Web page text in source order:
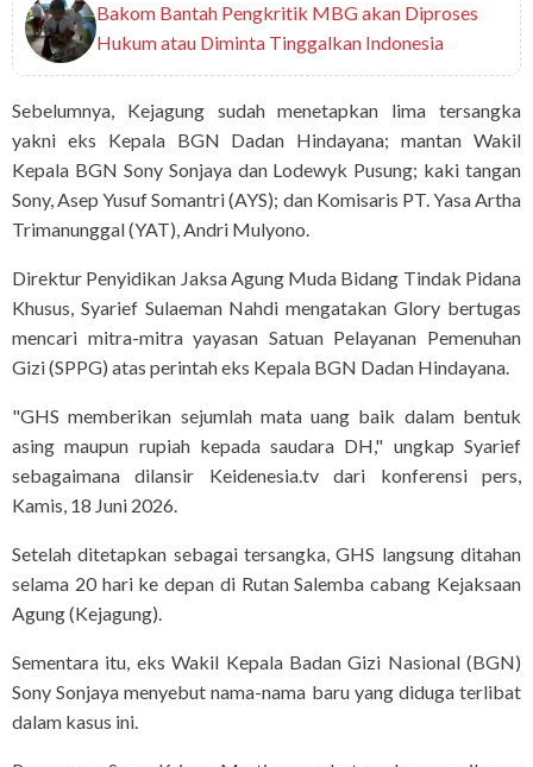
Bakom Bantah Pengkritik MBG akan Diproses
Hukum atau Diminta Tinggalkan Indonesia
Sebelumnya, Kejagung sudah menetapkan lima tersangka
yakni eks Kepala BGN Dadan Hindayana; mantan Wakil
Kepala BGN Sony Sonjaya dan Lodewyk Pusung; kaki tangan
Sony, Asep Yusuf Somantri (AYS); dan Komisaris PT. Yasa Artha
Trimanunggal (YAT), Andri Mulyono.
Direktur Penyidikan Jaksa Agung Muda Bidang Tindak Pidana
Khusus, Syarief Sulaeman Nahdi mengatakan Glory bertugas
mencari mitra-mitra yayasan Satuan Pelayanan Pemenuhan
Gizi (SPPG) atas perintah eks Kepala BGN Dadan Hindayana.
"GHS memberikan sejumlah mata uang baik dalam bentuk
asing maupun rupiah kepada saudara DH," ungkap Syarief
sebagaimana dilansir Keidenesia.tv dari konferensi pers,
Kamis, 18 Juni 2026.
Setelah ditetapkan sebagai tersangka, GHS langsung ditahan
selama 20 hari ke depan di Rutan Salemba cabang Kejaksaan
Agung (Kejagung).
Sementara itu, eks Wakil Kepala Badan Gizi Nasional (BGN)
Sony Sonjaya menyebut nama-nama baru yang diduga terlibat
dalam kasus ini.